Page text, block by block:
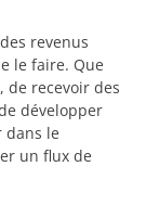
revenus
le faire. Que
de recevoir des
développer
dans le
un flux de